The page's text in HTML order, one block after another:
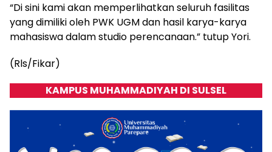
“Di sini kami akan memperlihatkan seluruh fasilitas
yang dimiliki oleh PWK UGM dan hasil karya-karya
mahasiswa dalam studio perencanaan.” tutup Yori.
(Rls/Fikar)
KAMPUS MUHAMMADIYAH DI SULSEL